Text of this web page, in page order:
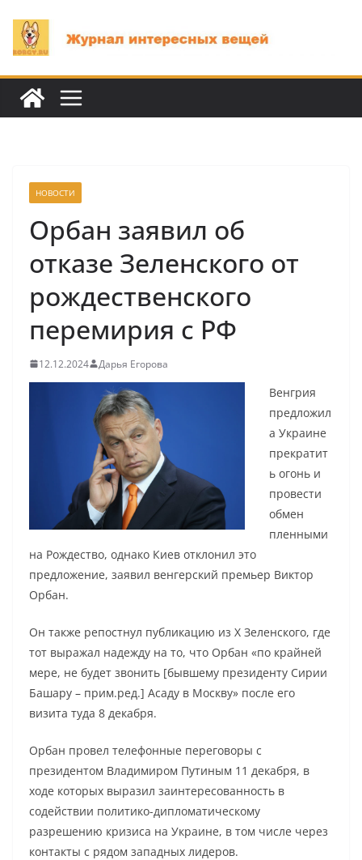
содержимому
НОВОСТИ
Орбан заявил об
отказе Зеленского от
рождественского
перемирия с РФ
12.12.2024 Дарья Егорова
Венгрия
предложил
а Украине
прекратит
ь огонь и
провести
обмен
пленными
на Рождество, однако Киев отклонил это
предложение, заявил венгерский премьер Виктор
Орбан.
Он также репостнул публикацию из X Зеленского, где
тот выражал надежду на то, что Орбан «по крайней
мере, не будет звонить [бывшему президенту Сирии
Башару – прим.ред.] Асаду в Москву» после его
визита туда 8 декабря.
Орбан провел телефонные переговоры с
президентом Владимиром Путиным 11 декабря, в
ходе которых выразил заинтересованность в
содействии политико-дипломатическому
разрешению кризиса на Украине, в том числе через
контакты с рядом западных лидеров.